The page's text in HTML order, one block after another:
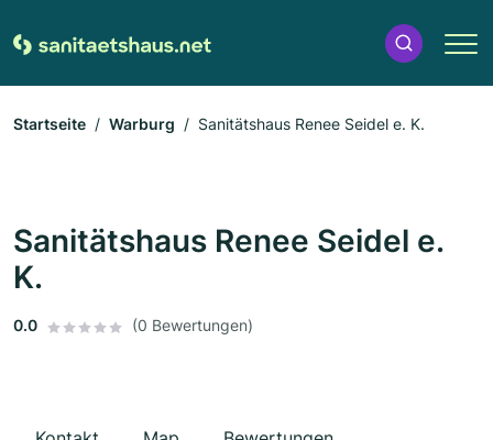
Startseite Warburg Sanitätshaus Renee Seidel e. K.
Sanitätshaus Renee Seidel e.
K.
0.0 (0 Bewertungen)